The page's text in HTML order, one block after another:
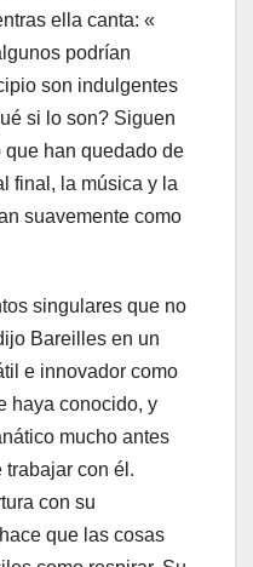
ella canta: «
podrían
son indulgentes
si lo son? Siguen
han quedado de
final, la música y la
suavemente como
singulares que no
Bareilles en un
e innovador como
haya conocido, y
mucho antes
trabajar con él.
con su
que las cosas